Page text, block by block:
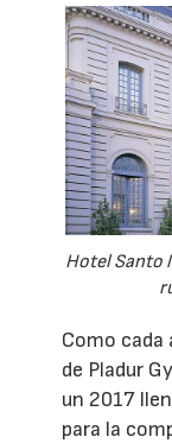
Hotel Santo
Como cada
de Pladur
un 2017
para la